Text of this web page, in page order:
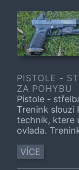
PISTOLE -
ZA POHYBU
Pistole -
Trenink slouzi
technik, ktere
ovlada.
nove,
kurz.
VÍCE